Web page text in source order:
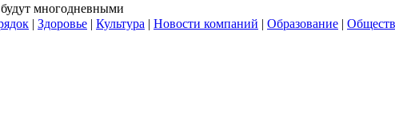
многодневными
| Здоровье | Культура | Новости компаний | Образование |